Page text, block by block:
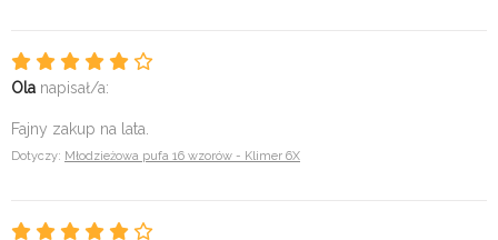
Ola napisał/a:
Fajny zakup na lata.
Dotyczy: Młodzieżowa pufa 16 wzorów - Klimer 6X